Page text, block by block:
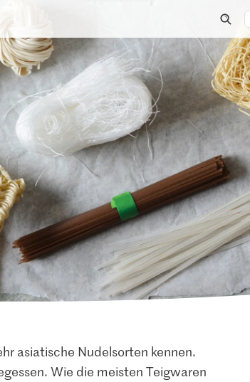
asiatische Nudelsorten kennen.
Wie die meisten Teigwaren